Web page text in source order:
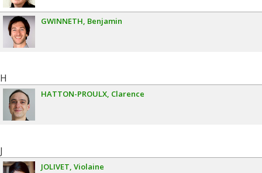
GWINNETH Benjamin
H
HATTON-PROULX Clarence
J
JOLIVET Violaine